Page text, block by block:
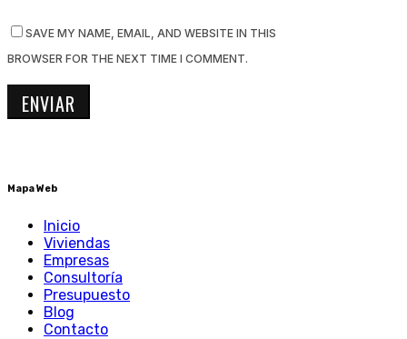
SAVE MY NAME, EMAIL, AND WEBSITE IN THIS
BROWSER FOR THE NEXT TIME I COMMENT.
Mapa Web
Inicio
Viviendas
Empresas
Consultoría
Presupuesto
Blog
Contacto